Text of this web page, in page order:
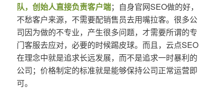
队，创始人直接负责客户端；自身官网SEO做的好，
不愁客户来源，不需要配销售员去用嘴拉客。很多公
司因为做的不专业，产生很多问题，才需要所谓的专
门客服去应对，必要的时候踢皮球。而且，云点SEO
在理念中就是追求长远发展，而不是追求一时暴利的
公司；价格制定的标准就是能够保持公司正常运营即
可。